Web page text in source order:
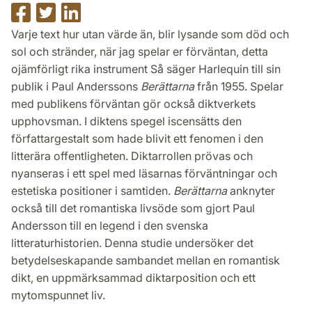
Dela
på
Facebook
Dela
på
på
LinkedIn
Varje text hur utan värde än, blir lysande som död och
sol och stränder, när jag spelar er förväntan, detta
ojämförligt rika instrument Så säger Harlequin till sin
publik i Paul Anderssons Berättarnafrån 1955. Spelar
med publikens förväntan gör också diktverkets
upphovsman. I diktens spegel iscensätts den
författargestalt som hade blivit ett fenomen i den
litterära offentligheten. Diktarrollen prövas och
nyanseras i ett spel med läsarnas förväntningar och
estetiska positioner i samtiden. Berättarnaanknyter
också till det romantiska livsöde som gjort Paul
Andersson till en legend i den svenska
litteraturhistorien. Denna studie undersöker det
betydelseskapande sambandet mellan en romantisk
dikt, en uppmärksammad diktarposition och ett
mytomspunnet liv.